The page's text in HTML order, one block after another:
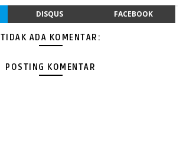
DISQUS FACEBOOK
TIDAK ADA KOMENTAR:
POSTING KOMENTAR